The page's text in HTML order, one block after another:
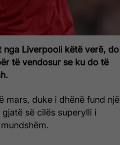
nga Liverpooli këtë verë, do
të vendosur se ku do të
mars, duke i dhënë fund një
së cilës superylli i